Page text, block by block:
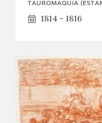
SALA DE PRENSA
FRANCISCO DE GOYA
BIOGRAFÍA
CRONOLOGÍA
TAUROMAQUIA
1814 - 1816